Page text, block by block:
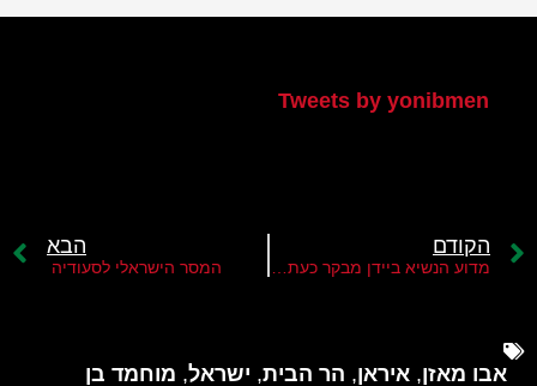
Tweets by yonibmen
הקודם
מדוע הנשיא ביידן מבקר כעת במזה"ת?
הבא
המסר הישראלי לסעודיה
אבו מאזן, איראן, הר הבית, ישראל, מוחמד בן